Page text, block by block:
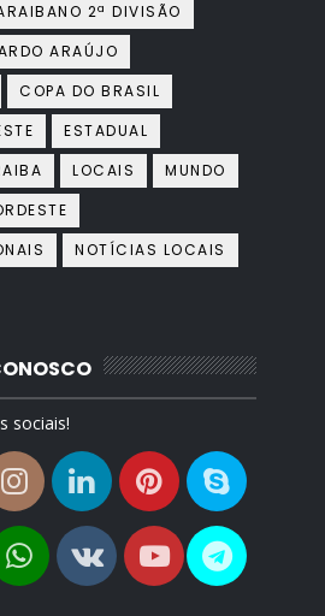
2ª DIVISÃO
ARAÚJO
COPA DO BRASIL
ESTADUAL
LOCAIS
MUNDO
NOTÍCIAS LOCAIS
sociais!